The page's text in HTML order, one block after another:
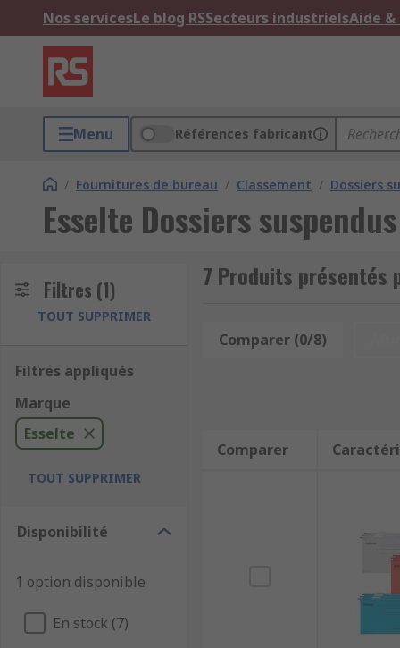
Nos servicesLe blog RSSecteurs industrielsAide
Menu Références fabricant
/ Fournitures de bureau / Classement / Dossiers
Esselte Dossiers suspendus
Filtres (1)
TOUT SUPPRIMER
Filtres appliqués
Marque
Esselte
TOUT SUPPRIMER
Disponibilité
1 option disponible
En stock (7)
7 Produits présentés
Comparer (0/8)
Comparer